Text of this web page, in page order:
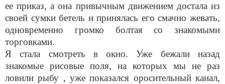
ее приказ, а она привычным движением достала из
своей сумки бетель и принялась его смачно жевать,
одновременно громко болтая со знакомыми
торговками.
Я стала смотреть в окно. Уже бежали назад
знакомые рисовые поля, на которых мы не раз
ловили рыбу , уже показался оросительный канал,